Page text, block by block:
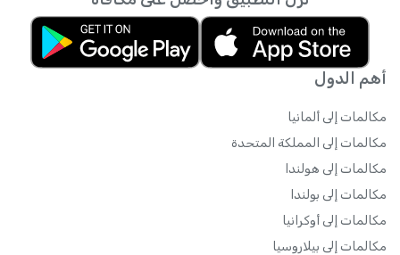
أهم الدول
مكالمات إلى ألمانيا
مكالمات إلى المملكة المتحدة
مكالمات إلى هولندا
مكالمات إلى بولندا
مكالمات إلى أوكرانيا
مكالمات إلى بيلاروسيا